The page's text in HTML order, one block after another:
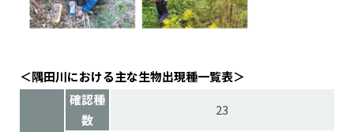
＜隅田川における主な生物出現種一覧表＞
確認種
数
23